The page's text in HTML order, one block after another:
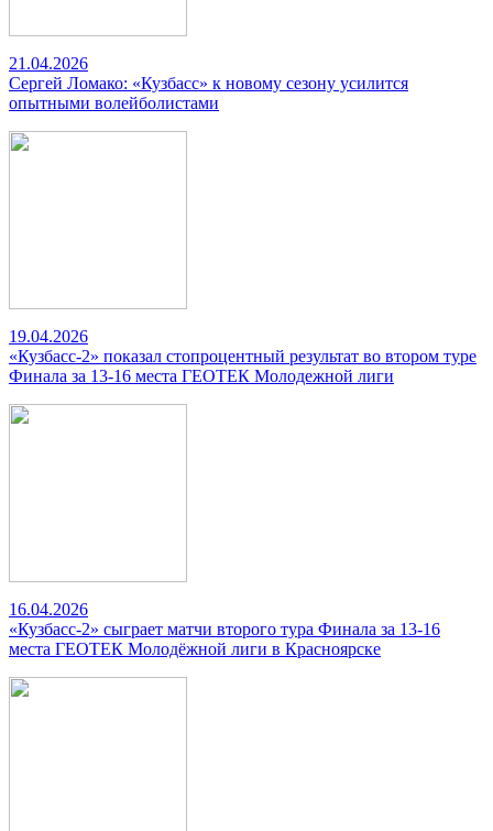
21.04.2026
Сергей Ломако: «Кузбасс» к новому сезону усилится
опытными волейболистами
19.04.2026
«Кузбасс-2» показал стопроцентный результат во втором туре
Финала за 13-16 места ГЕОТЕК Молодежной лиги
16.04.2026
«Кузбасс-2» сыграет матчи второго тура Финала за 13-16
места ГЕОТЕК Молодёжной лиги в Красноярске